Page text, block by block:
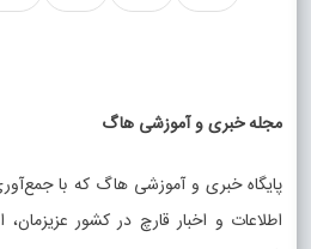
مجله خبری و آموزشی هاگ
پایگاه خبری و آموزشی هاگ که با
اطلاعات و اخبار قارچ در کشور عزیزمان،